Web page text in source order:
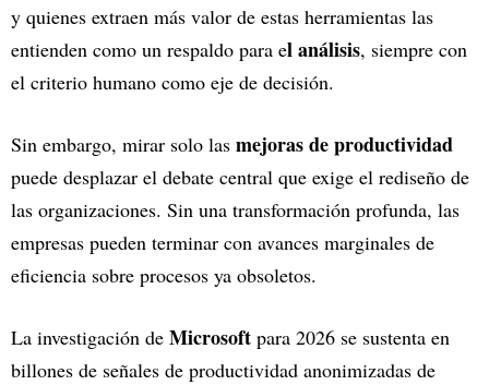
y quienes extraen más valor de estas herramientas las
entienden como un respaldo para el análisis, siempre con
el criterio humano como eje de decisión.
Sin embargo, mirar solo las mejoras de productividad
puede desplazar el debate central que exige el rediseño de
las organizaciones. Sin una transformación profunda, las
empresas pueden terminar con avances marginales de
eficiencia sobre procesos ya obsoletos.
La investigación de Microsoft para 2026 se sustenta en
billones de señales de productividad anonimizadas de